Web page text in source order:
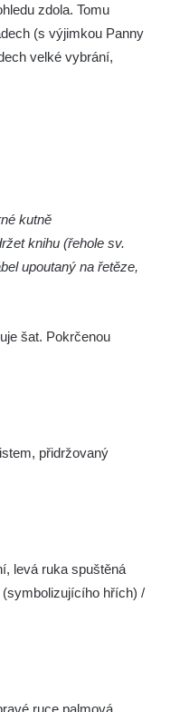
zdola. Tomu
(s výjimkou Panny
velké vybrání,
kutně
knihu (řehole sv.
upoutaný na řetěze,
šat. Pokrčenou
přidržovaný
levá ruka spuštěná
hřích) /
ruce palmová